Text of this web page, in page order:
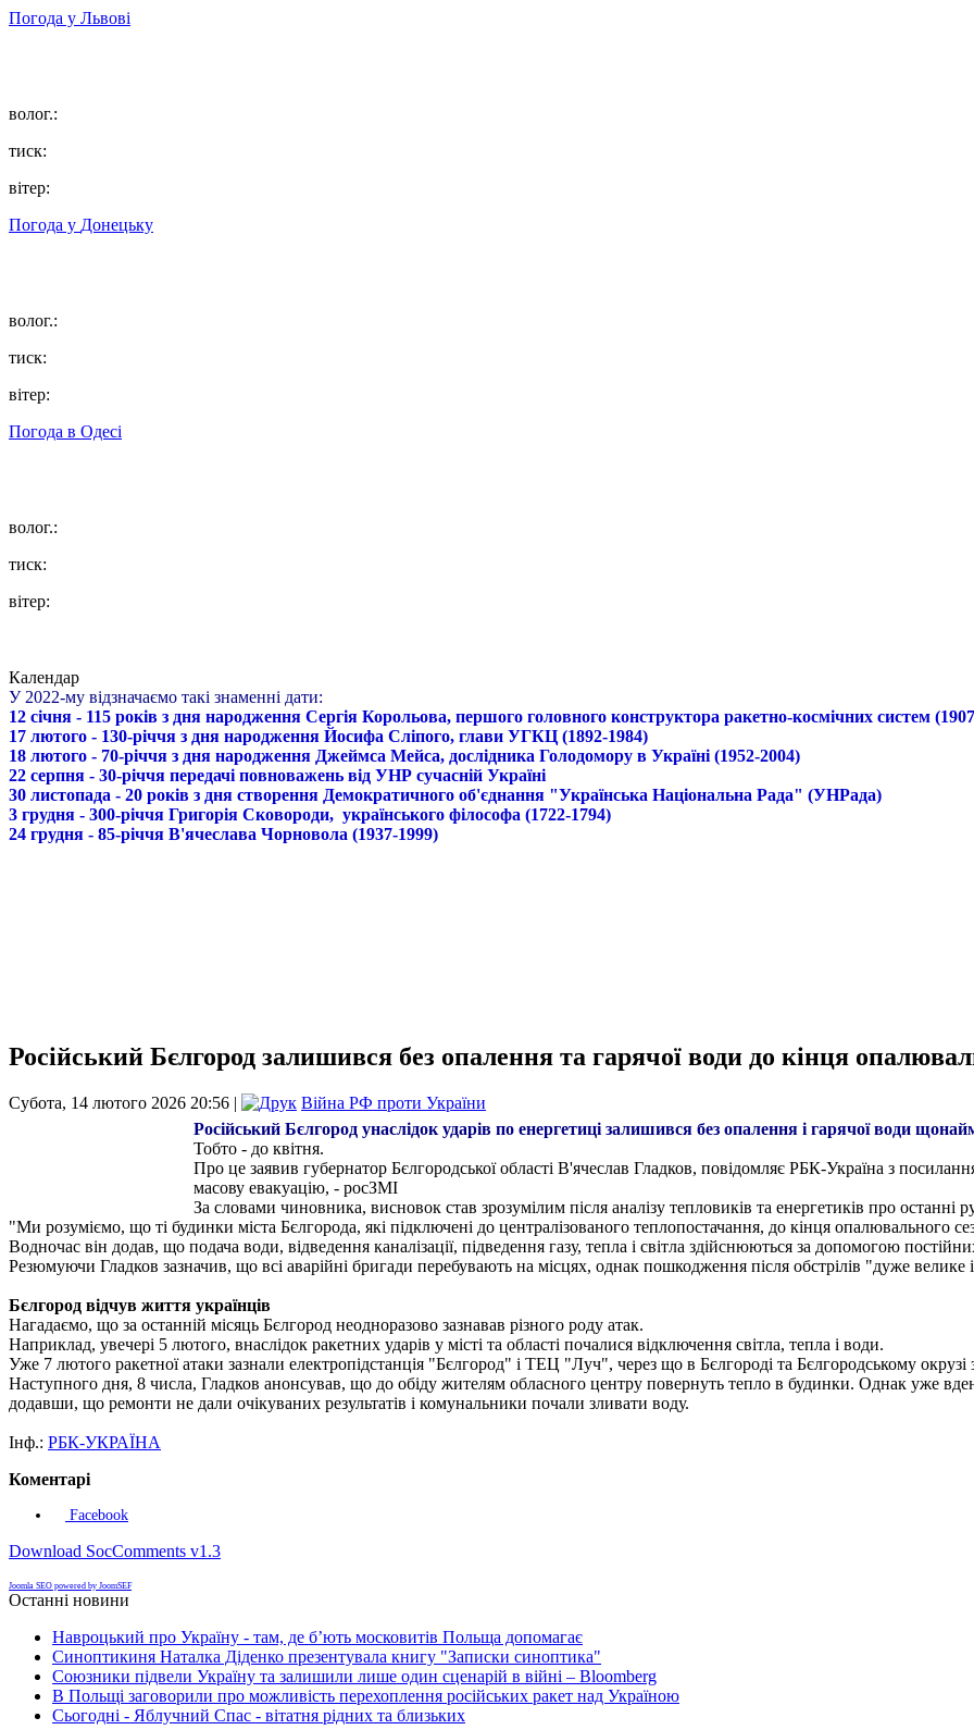
Погода у Львові
волог.:
тиск:
вітер:
Погода у Донецьку
волог.:
тиск:
вітер:
Погода в Одесі
волог.:
тиск:
вітер:
Календар
У 2022-му відзначаємо такі знаменні дати:
12 січня - 115 років з дня народження Сергія Корольова, першого головного конструктора ракетно-космічних систем
17 лютого - 130-річчя з дня народження Йосифа Сліпого, глави УГКЦ (1892-1984)
18 лютого - 70-річчя з дня народження Джеймса Мейса, дослідника Голодомору в Україні (1952-2004)
22 серпня - 30-річчя передачі повноважень від УНР сучасній Україні
30 листопада - 20 років з дня створення Демократичного об'єднання "Українська Національна Рада" (УНРада)
3 грудня - 300-річчя Григорія Сковороди, українського філософа (1722-1794)
24 грудня - 85-річчя В'ячеслава Чорновола (1937-1999)
Російський Бєлгород залишився без опалення та гарячої води до кінця
Субота, 14 лютого 2026 20:56 |
Війна РФ проти України
Російський Бєлгород унаслідок ударів по енергетиці залишився без опалення і гарячої води
Тобто - до квітня.
Про це заявив губернатор Бєлгородської області В'ячеслав Гладков, повідомляє РБК-Україна з
масову евакуацію, - росЗМІ
За словами чиновника, висновок став зрозумілим після аналізу тепловиків та енергетиків про останні
"Ми розуміємо, що ті будинки міста Бєлгорода, які підключені до централізованого теплопостачання, до кінця опалювального
Водночас він додав, що подача води, відведення каналізації, підведення газу, тепла і світла здійснюються за допомогою
Резюмуючи Гладков зазначив, що всі аварійні бригади перебувають на місцях, однак пошкодження після обстрілів "дуже велике
Бєлгород відчув життя українців
Нагадаємо, що за останній місяць Бєлгород неодноразово зазнавав різного роду атак.
Наприклад, увечері 5 лютого, внаслідок ракетних ударів у місті та області почалися відключення світла, тепла і води.
Уже 7 лютого ракетної атаки зазнали електропідстанція "Бєлгород" і ТЕЦ "Луч", через що в Бєлгороді та Бєлгородському окрузі
Наступного дня, 8 числа, Гладков анонсував, що до обіду жителям обласного центру повернуть тепло в будинки. Однак уже
додавши, що ремонти не дали очікуваних результатів і комунальники почали зливати воду.
Інф.: РБК-УКРАЇНА
Коментарі
Facebook
Download SocComments v1.3
Joomla SEO powered by JoomSEF
Останні новини
Навроцький про Україну - там, де б’ють московитів Польща допомагає
Синоптикиня Наталка Діденко презентувала книгу "Записки синоптика"
Союзники підвели Україну та залишили лише один сценарій в війні – Bloomberg
В Польщі заговорили про можливість перехоплення російських ракет над Україною
Сьогодні - Яблучний Спас - вітатня рідних та близьких